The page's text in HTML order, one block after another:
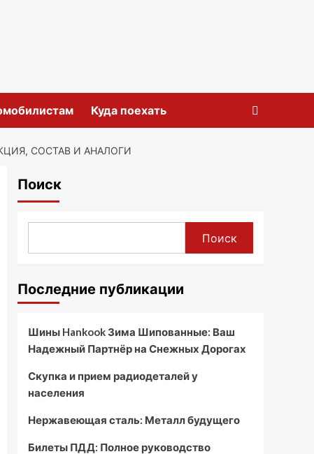
Куда поехать
СОСТАВ И АНАЛОГИ
Поиск
Поиск
Последние публикации
Шины Hankook Зима Шипованные: Ваш
Надежный Партнёр на Снежных Дорогах
Скупка и прием радиодеталей у
населения
Нержавеющая сталь: Металл будущего
Билеты ПДД: Полное руководство